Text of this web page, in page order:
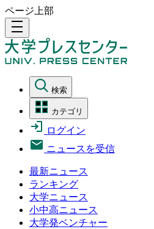
ページ上部
density_medium
検索
カテゴリ
ログイン
ニュースを受信
最新ニュース
ランキング
大学ニュース
小中高ニュース
大学発ベンチャー